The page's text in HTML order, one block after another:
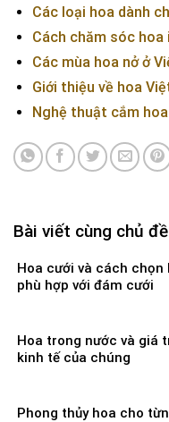
Các loại hoa dành
Cách chăm sóc
Các mùa hoa nở ở
Giới thiệu về hoa
Nghệ thuật cắm
Bài viết cùng chủ
Hoa cưới và cách chọn
phù hợp với đám cưới
Hoa trong nước và giá
kinh tế của chúng
Phong thủy hoa cho